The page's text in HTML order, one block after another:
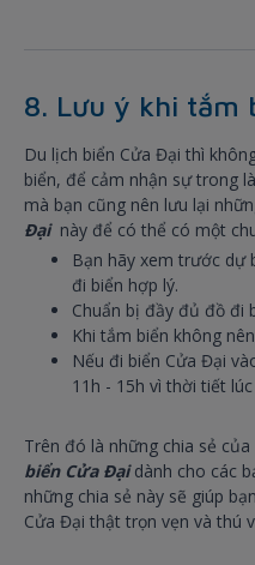
8. Lưu ý khi tắm
Du lịch biển Cửa Đại thì
biển, để cảm nhận sự trong
mà bạn cũng nên lưu lại
Đạinày để có thể có một
Bạn hãy xem trước dự
đi biển hợp lý.
Chuẩn bị đầy đủ đồ đi
Khi tắm biển không
Nếu đi biển Cửa Đại
11h - 15h vì thời tiết
Trên đó là những chia sẻ
biển Cửa Đạidành cho các
những chia sẻ này sẽ giúp
Cửa Đại thật trọn vẹn và thú